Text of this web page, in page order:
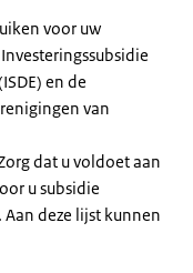
voor uw
en de
van
dat u voldoet aan
u subsidie
deze lijst kunnen